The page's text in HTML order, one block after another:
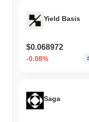
でいます。
LUKSO (LYX)は
取引ペアは24時間のボ
た。 その他の取引所に
Yield Basis
$0.068972
-0.08%
Saga